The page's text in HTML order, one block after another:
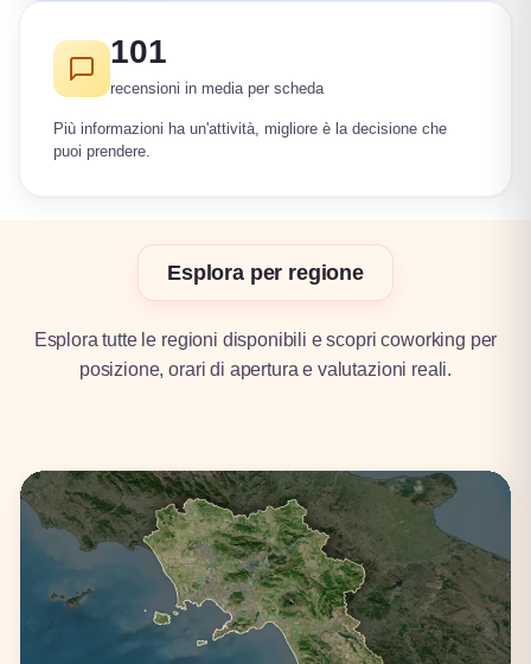
101
recensioni in media per scheda
Più informazioni ha un'attività, migliore è la decisione che
puoi prendere.
Esplora per regione
Esplora tutte le regioni disponibili e scopri coworking per
posizione, orari di apertura e valutazioni reali.